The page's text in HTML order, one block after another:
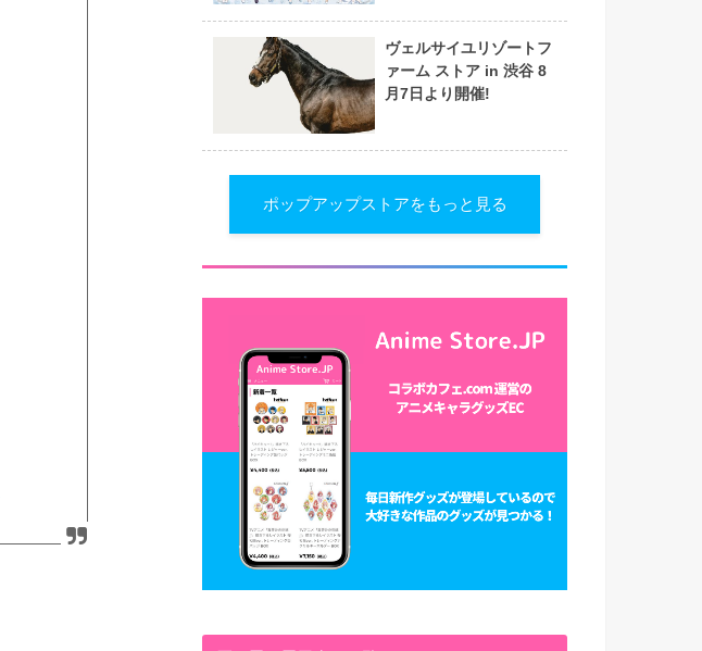
ヴェルサイユリゾートフ
ァーム ストア in 渋谷 8
月7日より開催!
ポップアップストアをもっと見る